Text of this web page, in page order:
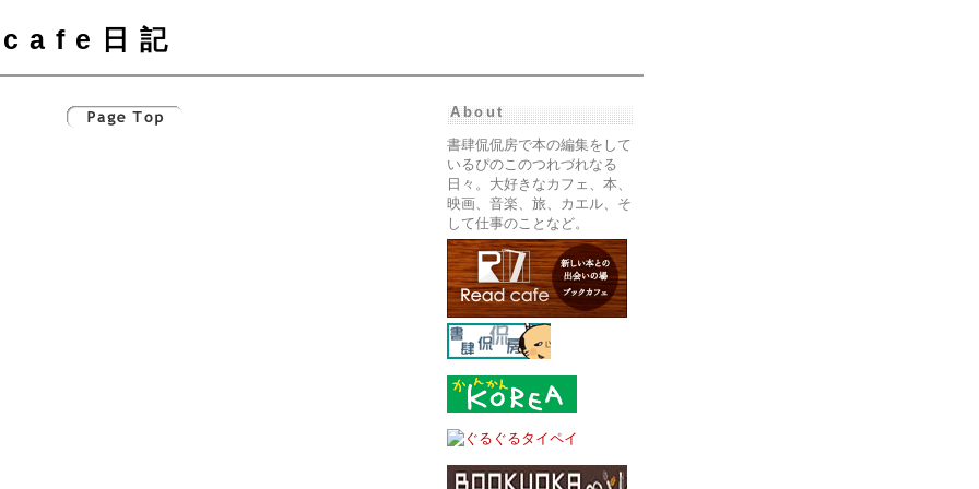
cafe日記
About
書肆侃侃房で本の編集をして
いるぴのこのつれづれなる
日々。大好きなカフェ、本、
映画、音楽、旅、カエル、そ
して仕事のことなど。